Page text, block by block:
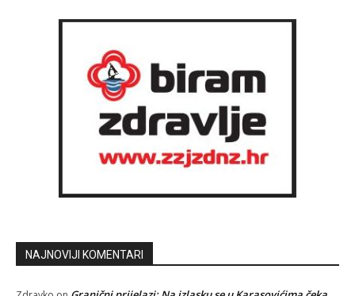
NAJNOVIJI KOMENTARI